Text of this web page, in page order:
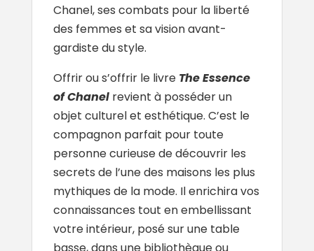
Chanel, ses combats pour la liberté
des femmes et sa vision avant-
gardiste du style.
Offrir ou s’offrir le livre The Essence
of Chanelrevient à posséder un
objet culturel et esthétique. C’est le
compagnon parfait pour toute
personne curieuse de découvrir les
secrets de l’une des maisons les plus
mythiques de la mode. Il enrichira vos
connaissances tout en embellissant
votre intérieur, posé sur une table
basse, dans une bibliothèque ou